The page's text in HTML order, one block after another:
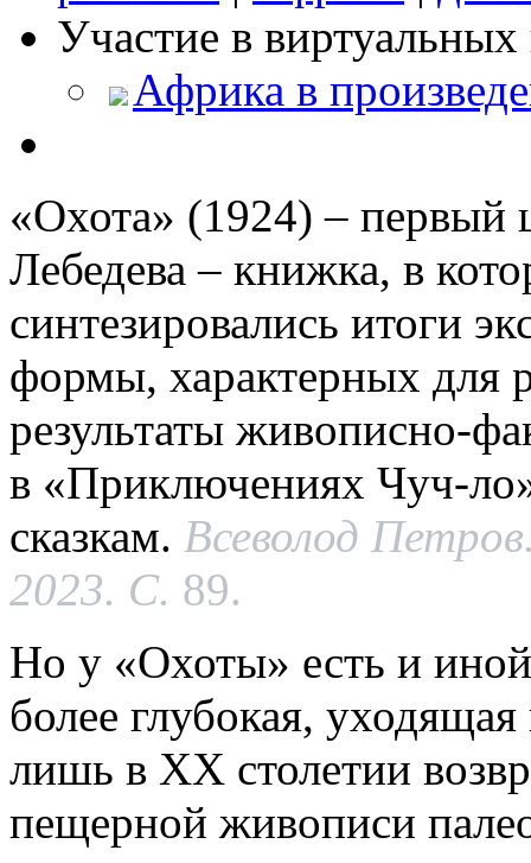
Участие в
Африка в
«Охота» (1924) –
Лебедева – книжка, в
синтезировались итоги
формы, характерных для
результаты живописно-
в «Приключениях Чуч-
сказкам. Всеволод
2023. С. 89.
Но у «Охоты» есть и
более глубокая,
лишь в XX столетии
пещерной живописи